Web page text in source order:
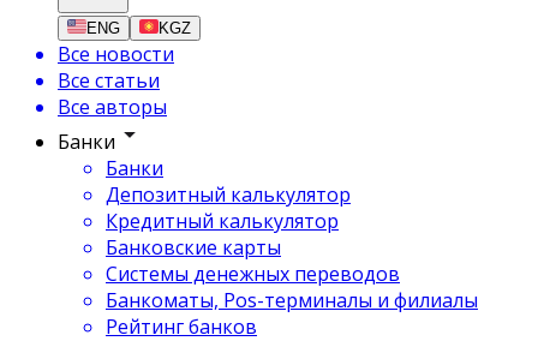
ENG KGZ
Все новости
Все статьи
Все авторы
Банки
Банки
Депозитный калькулятор
Кредитный калькулятор
Банковские карты
Системы денежных переводов
Банкоматы, Pos-терминалы и филиалы
Рейтинг банков